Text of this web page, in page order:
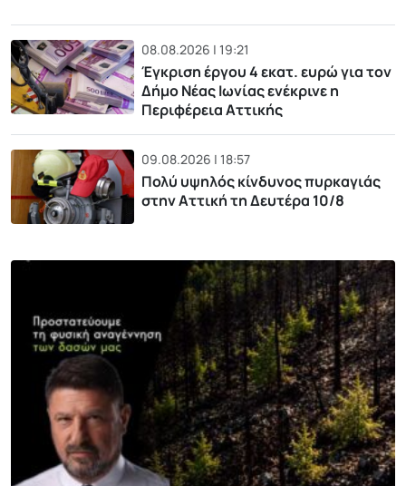
08.08.2026 | 19:21
Έγκριση έργου 4 εκατ. ευρώ για τον
Δήμο Νέας Ιωνίας ενέκρινε η
Περιφέρεια Αττικής
09.08.2026 | 18:57
Πολύ υψηλός κίνδυνος πυρκαγιάς
στην Αττική τη Δευτέρα 10/8